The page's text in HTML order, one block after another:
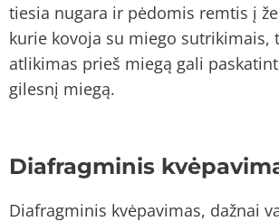
tiesia nugara ir pėdomis remtis į
kurie kovoja su miego sutrikimais,
atlikimas prieš miegą gali
gilesnį miegą.
Diafragminis
Diafragminis kvėpavimas, dažnai